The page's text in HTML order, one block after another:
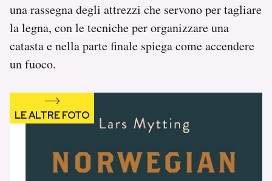
una rassegna degli attrezzi che servono per tagliare
la legna, con le tecniche per organizzare una
catasta e nella parte finale spiega come accendere
un fuoco.